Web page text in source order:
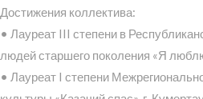
Достижения коллектива:
• Лауреат III степени в
людей старшего поколения «Я
• Лауреат I степени